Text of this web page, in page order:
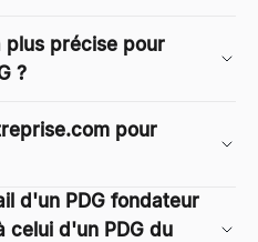
plus précise pour
?
pour
d'un PDG fondateur
d'un PDG du